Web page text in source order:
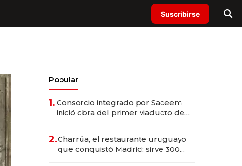
Suscribirse
Popular
1. Consorcio integrado por Saceem
inició obra del primer viaducto de
millones
2.Charrúa, el restaurante uruguayo
que conquistó Madrid: sirve 300